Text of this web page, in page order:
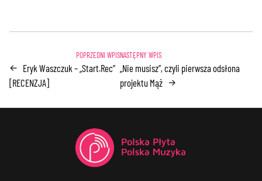
← Eryk Waszczuk – „Start.Rec”
[RECENZJA]
„Nie musisz”, czyli pierwsza odsłona
projektu Mąż →